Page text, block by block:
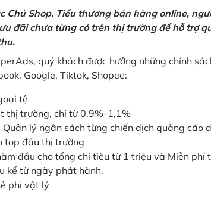
Chủ Shop, Tiểu thương bán hàng online,
đãi chưa từng có trên thị trường để hỗ trợ
quý khách được hưởng những chính
Google, Tiktok, Shopee:
tệ
thị trường, chỉ từ 0,9%-1,1%
lý ngân sách từng chiến dịch quảng cáo
top đầu thị trường
đầu cho tổng chi tiêu từ 1 triệu và Miễn phí
kể từ ngày phát hành.
phi vật lý